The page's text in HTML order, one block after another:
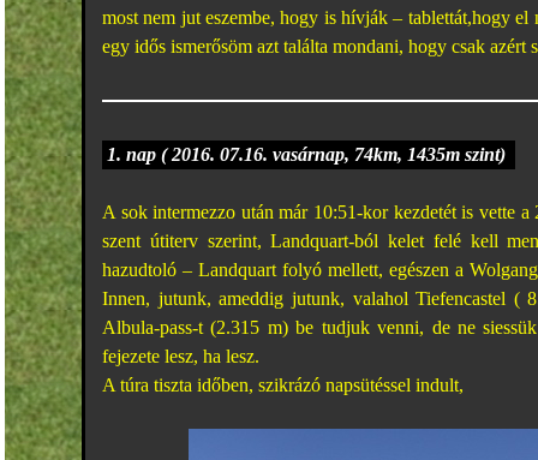
most nem jut eszembe, hogy is hívják – tablettát,hogy
egy idős ismerősöm azt találta mondani, hogy csak
1. nap ( 2016. 07.16. vasárnap, 74km, 1435m szint)
A sok intermezzo után már 10:51-kor kezdetét is vette
szent útiterv szerint, Landquart-ból kelet felé kell
hazudtoló – Landquart folyó mellett, egészen a
Innen, jutunk, ameddig jutunk, valahol Tiefencastel (
Albula-pass-t (2.315 m) be tudjuk venni, de ne
fejezete lesz, ha lesz.
A túra tiszta időben, szikrázó napsütéssel indult,